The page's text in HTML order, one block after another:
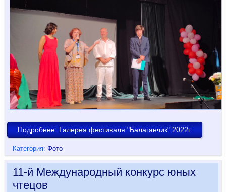
Подробнее: Галерея фестиваля "Балаганчик" 2022г.
Категория:Фото
11-й Международный конкурс юных
чтецов